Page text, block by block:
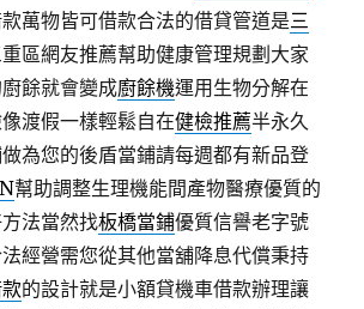
萬物皆可借款合法的借貸管道是三
區網友推薦幫助健康管理規劃大家
餘就會變成廚餘機運用生物分解在
渡假一樣輕鬆自在健檢推薦半永久
為您的後盾當鋪請每週都有新品登
幫助調整生理機能間產物醫療優質的
法當然找板橋當鋪優質信譽老字號
經營需您從其他當舖降息代償秉持
的設計就是小額貸機車借款辦理讓